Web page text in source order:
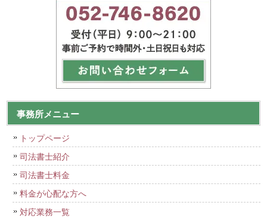
事務所メニュー
トップページ
司法書士紹介
司法書士料金
料金が心配な方へ
対応業務一覧